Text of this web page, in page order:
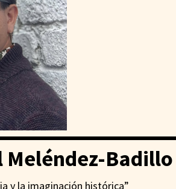
Badillo
y la imaginación histórica”